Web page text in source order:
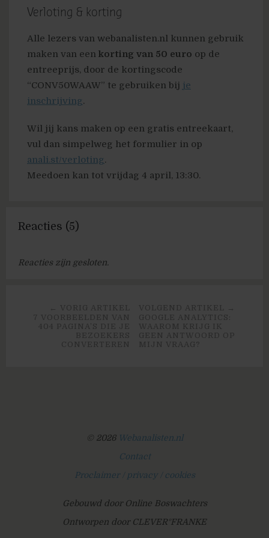
Verloting & korting
Alle lezers van webanalisten.nl kunnen gebruik
maken van een korting van 50 euro op de
entreeprijs, door de kortingscode
“CONV50WAAW” te gebruiken bij je
inschrijving.
Wil jij kans maken op een gratis entreekaart,
vul dan simpelweg het formulier in op
anali.st/verloting.
Meedoen kan tot vrijdag 4 april, 13:30.
Reacties (5)
Reacties zijn gesloten.
VOLGEND ARTIKEL →
GOOGLE ANALYTICS:
WAAROM KRIJG IK
GEEN ANTWOORD OP
MIJN VRAAG?
← VORIG ARTIKEL
7 VOORBEELDEN VAN
404 PAGINA’S DIE JE
BEZOEKERS
CONVERTEREN
© 2026 Webanalisten.nl
Contact
Proclaimer / privacy / cookies
Gebouwd door Online Boswachters
Ontworpen door CLEVER°FRANKE